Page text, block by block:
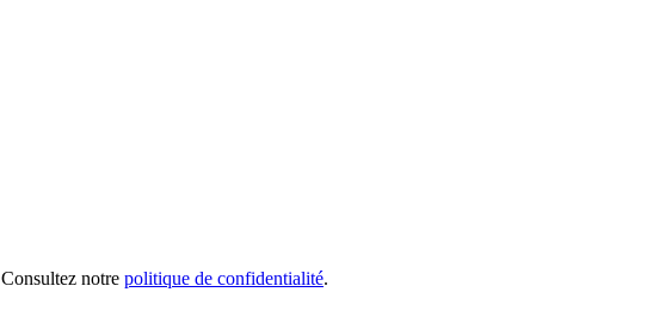
Consultez notre politique de confidentialité.